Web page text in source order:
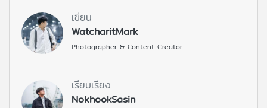
เขียน
WatcharitMark
Photographer & Content Creator
เรียบเรียง
NokhookSasin